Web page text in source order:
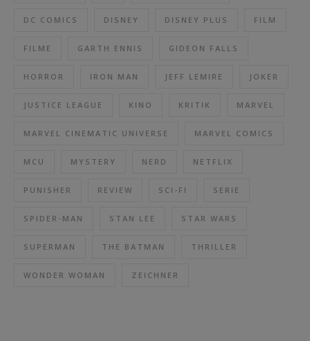
DC COMICS DISNEY DISNEY PLUS FILM
FILME GARTH ENNIS GIDEON FALLS
HORROR IRON MAN JEFF LEMIRE JOKER
JUSTICE LEAGUE KINO KRITIK MARVEL
MARVEL CINEMATIC UNIVERSE MARVEL COMICS
MCU MYSTERY NERD NETFLIX
PUNISHER REVIEW SCI-FI SERIE
SPIDER-MAN STAN LEE STAR WARS
SUPERMAN THE BATMAN THRILLER
WONDER WOMAN ZEICHNER